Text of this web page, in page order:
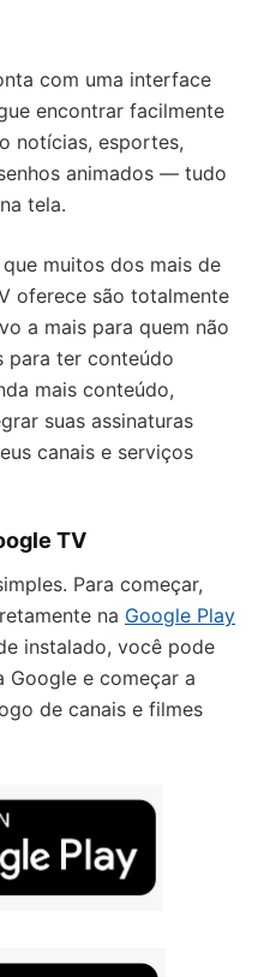
com uma interface
encontrar facilmente
notícias, esportes,
animados — tudo
tela.
muitos dos mais de
oferece são totalmente
a mais para quem não
para ter conteúdo
mais conteúdo,
suas assinaturas
canais e serviços
TV
Para começar,
na Google Play
instalado, você pode
Google e começar a
de canais e filmes